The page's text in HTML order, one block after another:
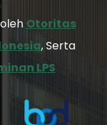
Otoritas
, Serta
LPS